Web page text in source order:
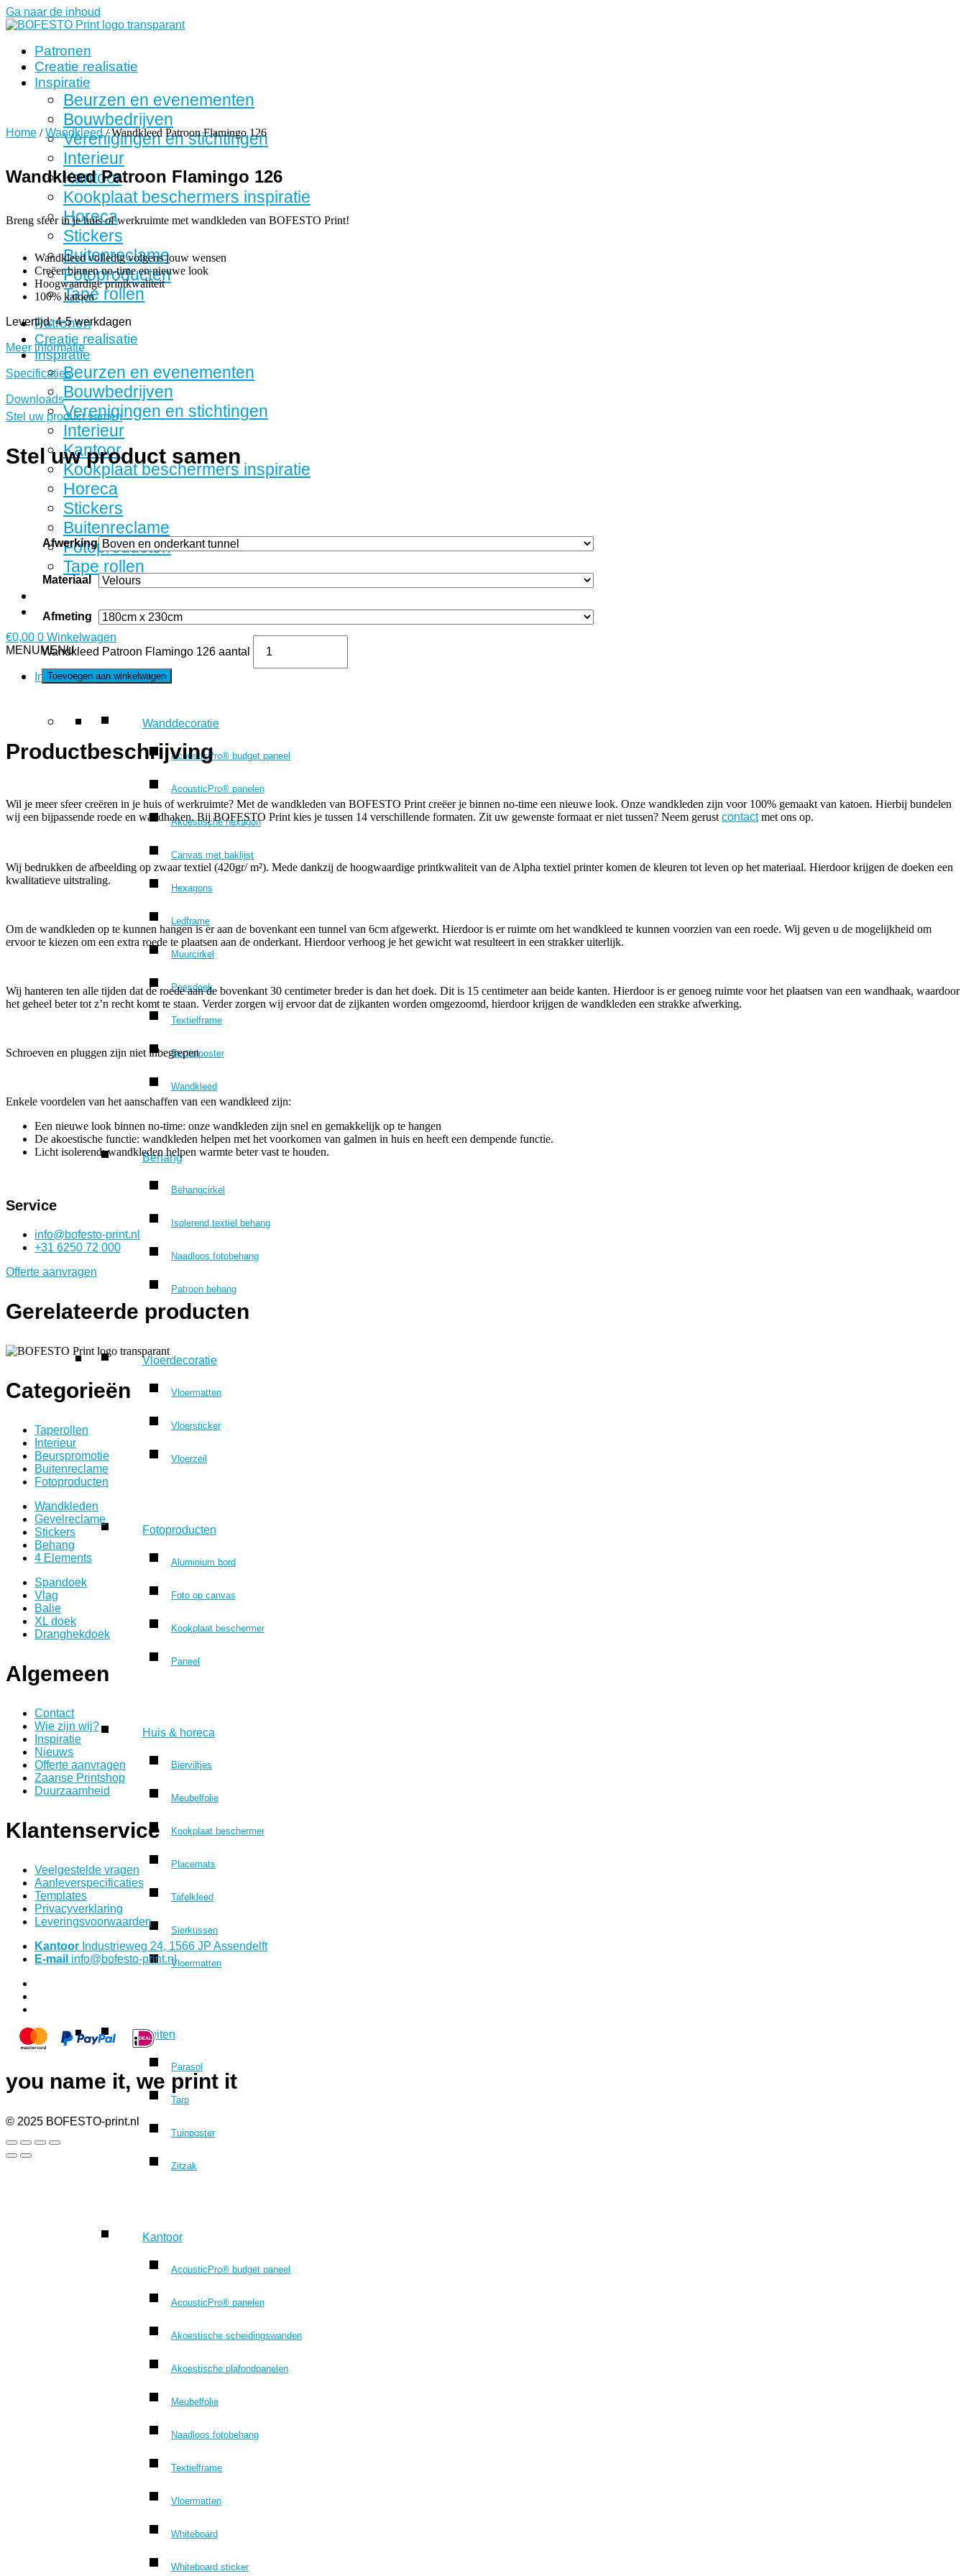
Ga naar de inhoud
Patronen
Creatie realisatie
Inspiratie
Beurzen en evenementen
Bouwbedrijven
Verenigingen en stichtingen
Interieur
Kantoor
Kookplaat beschermers inspiratie
Horeca
Stickers
Buitenreclame
Fotoproducten
Tape rollen
Patronen
Creatie realisatie
Inspiratie
Beurzen en evenementen
Bouwbedrijven
Verenigingen en stichtingen
Interieur
Kantoor
Kookplaat beschermers inspiratie
Horeca
Stickers
Buitenreclame
Fotoproducten
Tape rollen
€0,00 0 Winkelwagen
MENUMENU
Interieur
Wanddecoratie
AcousticPro® budget paneel
AcousticPro® panelen
Akoestische hexagon
Canvas met baklijst
Hexagons
Ledframe
Muurcirkel
Peesdoek
Textielframe
Textielposter
Wandkleed
Behang
Behangcirkel
Isolerend textiel behang
Naadloos fotobehang
Patroon behang
Vloerdecoratie
Vloermatten
Vloersticker
Vloerzeil
Fotoproducten
Aluminium bord
Foto op canvas
Kookplaat beschermer
Paneel
Huis & horeca
Bierviltjes
Meubelfolie
Kookplaat beschermer
Placemats
Tafelkleed
Sierkussen
Vloermatten
Buiten
Parasol
Tarp
Tuinposter
Zitzak
Kantoor
AcousticPro® budget paneel
AcousticPro® panelen
Akoestische scheidingswanden
Akoestische plafondpanelen
Meubelfolie
Naadloos fotobehang
Textielframe
Vloermatten
Whiteboard
Whiteboard sticker
Home /Wandkleed/ Wandkleed Patroon Flamingo 126
Wandkleed Patroon Flamingo 126
Breng sfeer in je huis of werkruimte met wandkleden van BOFESTO Print!
Wandkleed volledig volgens jouw wensen
Creëer binnen no-time en nieuwe look
Hoogwaardige printkwaliteit
100% katoen
Levertijd: 4-5 werkdagen
Meer informatie
Specificaties
Downloads
Stel uw product samen
Stel uw product samen
Afwerking
Materiaal
Afmeting
Wandkleed Patroon Flamingo 126 aantal
Toevoegen aan winkelwagen
Productbeschrijving
Wil je meer sfeer creëren in je huis of werkruimte? Met de wandkleden van BOFESTO Print creëer je binnen no-time een nieuwe look. Onze wandkleden zijn voor 100% gemaakt van katoen. Hierbij bundelen
wij een bijpassende roede en wandhaken. Bij BOFESTO Print kies je tussen 14 verschillende formaten. Zit uw gewenste formaat er niet tussen? Neem gerust contactmet ons op.
Wij bedrukken de afbeelding op zwaar textiel (420gr/ m²). Mede dankzij de hoogwaardige printkwaliteit van de Alpha textiel printer komen de kleuren tot leven op het materiaal. Hierdoor krijgen de doeken een
kwalitatieve uitstraling.
Om de wandkleden op te kunnen hangen is er aan de bovenkant een tunnel van 6cm afgewerkt. Hierdoor is er ruimte om het wandkleed te kunnen voorzien van een roede. Wij geven u de mogelijkheid om
ervoor te kiezen om een extra roede te plaatsen aan de onderkant. Hierdoor verhoog je het gewicht wat resulteert in een strakker uiterlijk.
Wij hanteren ten alle tijden dat de roede aan de bovenkant 30 centimeter breder is dan het doek. Dit is 15 centimeter aan beide kanten. Hierdoor is er genoeg ruimte voor het plaatsen van een wandhaak, waardoor
het geheel beter tot z’n recht komt te staan. Verder zorgen wij ervoor dat de zijkanten worden omgezoomd, hierdoor krijgen de wandkleden een strakke afwerking.
Schroeven en pluggen zijn niet inbegrepen
Enkele voordelen van het aanschaffen van een wandkleed zijn:
Een nieuwe look binnen no-time: onze wandkleden zijn snel en gemakkelijk op te hangen
De akoestische functie: wandkleden helpen met het voorkomen van galmen in huis en heeft een dempende functie.
Licht isolerend: wandkleden helpen warmte beter vast te houden.
Service
info@bofesto-print.nl
+31 6250 72 000
Offerte aanvragen
Gerelateerde producten
Categorieën
Taperollen
Interieur
Beurspromotie
Buitenreclame
Fotoproducten
Wandkleden
Gevelreclame
Stickers
Behang
4 Elements
Spandoek
Vlag
Balie
XL doek
Dranghekdoek
Algemeen
Contact
Wie zijn wij?
Inspiratie
Nieuws
Offerte aanvragen
Zaanse Printshop
Duurzaamheid
Klantenservice
Veelgestelde vragen
Aanleverspecificaties
Templates
Privacyverklaring
Leveringsvoorwaarden
Kantoor Industrieweg 24, 1566 JP Assendelft
E-mail info@bofesto-print.nl
you name it, we print it
© 2025 BOFESTO-print.nl